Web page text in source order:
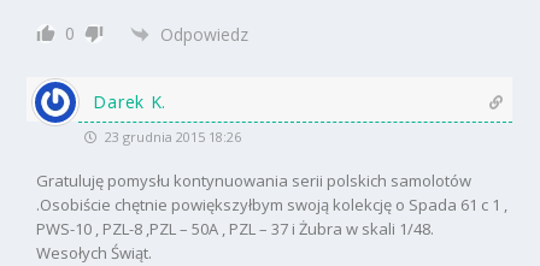
0 Odpowiedz
Darek K.
23 grudnia 2015 18:26
Gratuluję pomysłu kontynuowania serii polskich samolotów
.Osobiście chętnie powiększyłbym swoją kolekcję o Spada 61 c 1 ,
PWS-10 , PZL-8 ,PZL – 50A , PZL – 37 i Żubra w skali 1/48.
Wesołych Świąt.